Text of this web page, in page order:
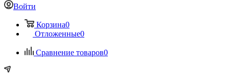
Войти
Корзина0
Отложенные0
Сравнение товаров0